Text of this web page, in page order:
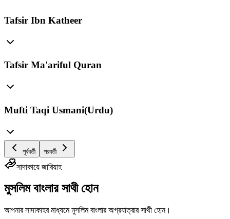
Tafsir Ibn Katheer
Tafsir Ma'ariful Quran
Mufti Taqi Usmani(Urdu)
পূর্ববর্তী পরবর্তী
সাদাকায়ে জারিয়াহ
মুসলিম বাংলার সাথী হোন
আপনার সাদাকাহর মাধ্যমে মুসলিম বাংলার অগ্রযাত্রার সাথী হোন।